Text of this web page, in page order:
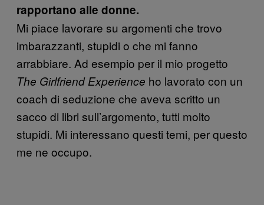
rapportano alle donne.
Mi piace lavorare su argomenti che trovo
imbarazzanti, stupidi o che mi fanno
arrabbiare. Ad esempio per il mio progetto
The Girlfriend Experience ho lavorato con un
coach di seduzione che aveva scritto un
sacco di libri sull’argomento, tutti molto
stupidi. Mi interessano questi temi, per questo
me ne occupo.